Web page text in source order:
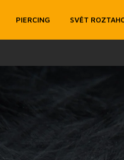
PIERCING SVĚT